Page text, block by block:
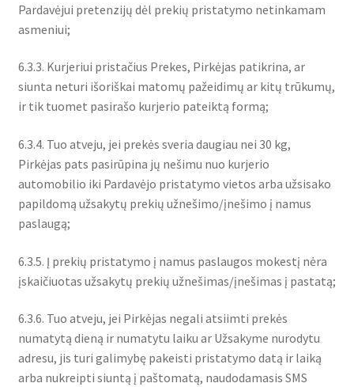
Pardavėjui pretenzijų dėl prekių pristatymo netinkamam
asmeniui;
6.3.3. Kurjeriui pristačius Prekes, Pirkėjas patikrina, ar
siunta neturi išoriškai matomų pažeidimų ar kitų trūkumų,
ir tik tuomet pasirašo kurjerio pateiktą formą;
6.3.4. Tuo atveju, jei prekės sveria daugiau nei 30 kg,
Pirkėjas pats pasirūpina jų nešimu nuo kurjerio
automobilio iki Pardavėjo pristatymo vietos arba užsisako
papildomą užsakytų prekių užnešimo/įnešimo į namus
paslaugą;
6.3.5. Į prekių pristatymo į namus paslaugos mokestį nėra
įskaičiuotas užsakytų prekių užnešimas/įnešimas į pastatą;
6.3.6. Tuo atveju, jei Pirkėjas negali atsiimti prekės
numatytą dieną ir numatytu laiku ar Užsakyme nurodytu
adresu, jis turi galimybę pakeisti pristatymo datą ir laiką
arba nukreipti siuntą į paštomatą, naudodamasis SMS